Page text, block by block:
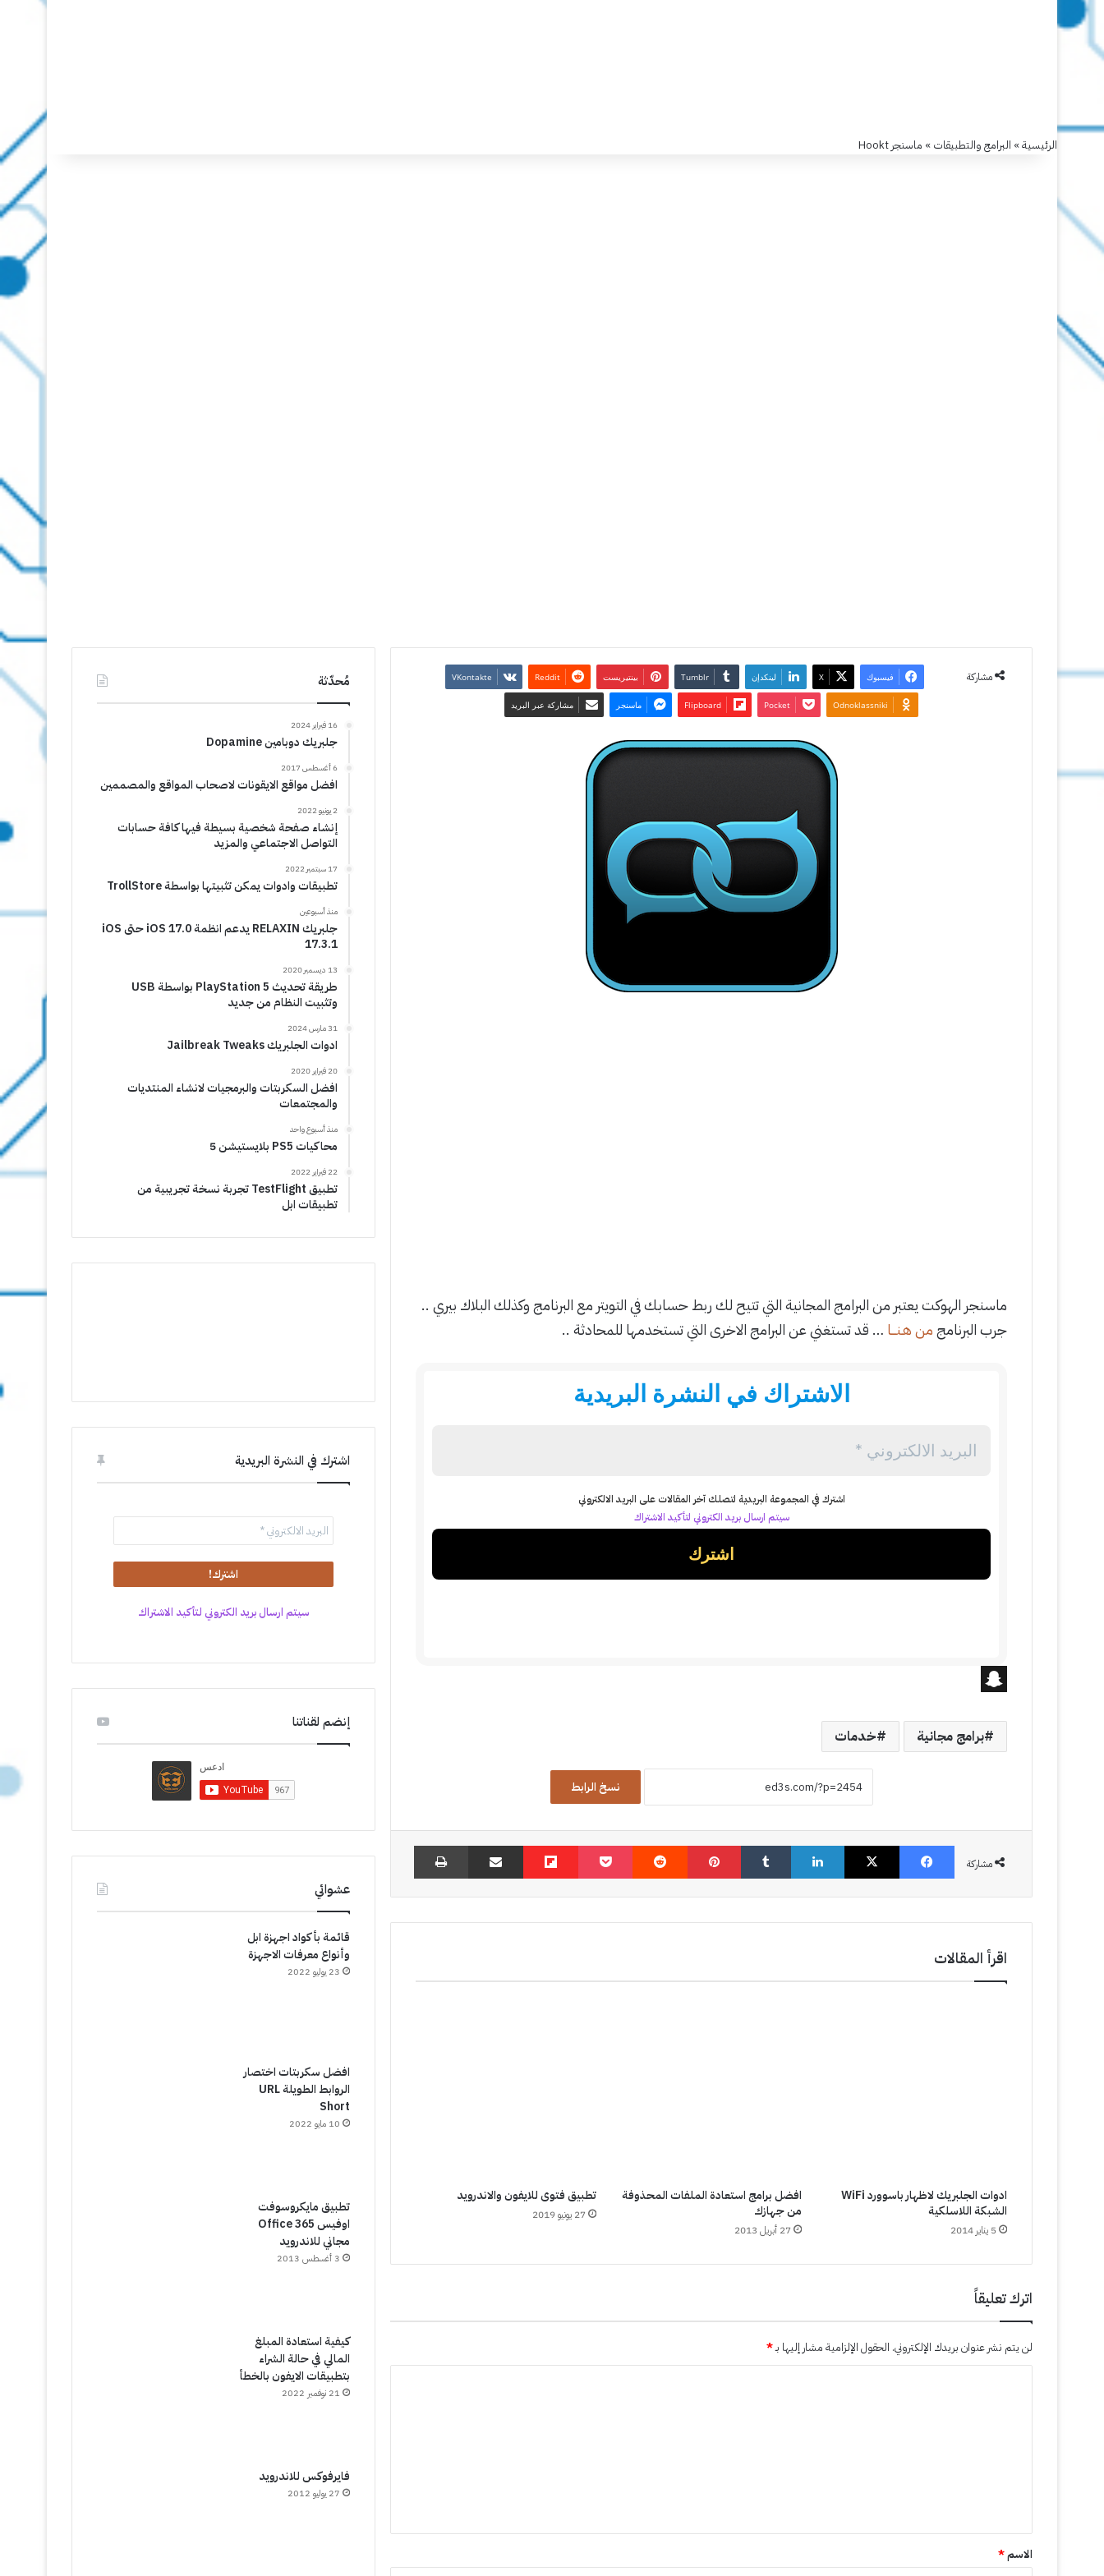
الرئيسية» البرامج والتطبيقات » ماسنجر Hookt
مشاركة فيسبوك ‫X لينكدإن ‏Tumblr بينتيريست ‏Reddit
Odnoklassniki
‫Pocket
Flipboard ماسنجر مشاركة عبر البريد
ماسنجر الهوكت يعتبر من البرامج المجانية التي تتيح لك ربط حسابك في التويتر مع البرنامج وكذلك البلاك بيري ..
جرب البرنامجمن هـنـــا … قد تستغني عن البرامج الاخرى التي تستخدمها للمحادثة ..
الاشتراك في النشرة البريدية
اشترك في المجموعة البريدية لتصلك آخر المقالات على البريد الالكتروني
سيتم ارسال بريد الكتروني لتأكيد الاشتراك
a
h
a
برامج مجانية خدمات
نسخ الرابط
مشاركة
فيسبوك ‫X لينكدإن ‏Tumblr بينتيريست ‏Reddit
‫Pocket
Flipboard مشاركة عبر البريد
اقرأ المقالات
ادوات الجلبريك لاظهار باسوورد WiFi
الشبكة اللاسلكية
5 يناير 2014
افضل برامج استعادة الملفات المحذوفة
من جهازك
27 أبريل 2013
تطبيق فتوى للايفون والاندرويد
27 يونيو 2019
اترك تعليقاً
لن يتم نشر عنوان بريدك الإلكتروني. الحقول الإلزامية مشار إليها بـ*
*
الاسم*
مُحدّثة
16 فبراير 2024
جلبريك دوبامين Dopamine
6 أغسطس 2017
افضل مواقع الايقونات لاصحاب المواقع والمصممين
2 يونيو 2022
إنشاء صفحة شخصية بسيطة فيها كافة حسابات
التواصل الاجتماعي والمزيد
17 سبتمبر 2022
تطبيقات وادوات يمكن تثبيتها بواسطة TrollStore
منذ أسبوعين
جلبريك RELAXIN يدعم انظمة iOS 17.0 حتى iOS
17.3.1
13 ديسمبر 2020
طريقة تحديث PlayStation 5 بواسطة USB
وتثبيت النظام من جديد
31 مارس 2024
ادوات الجلبريك Jailbreak Tweaks
20 فبراير 2020
افضل السكربتات والبرمجيات لانشاء المنتديات
والمجتمعات
منذ أسبوع واحد
محاكيات PS5 بلايستيشن 5
22 فبراير 2022
تطبيق TestFlight تجربة نسخة تجريبية من
تطبيقات ابل
اشترك في النشرة البريدية
سيتم ارسال بريد الكتروني لتأكيد الاشتراك
إنضم لقناتنا
عشوائي
قائمة بأكواد اجهزة ابل
وأنواع معرفات الاجهزة
23 يوليو 2022
افضل سكربتات اختصار
الروابط الطويلة URL
Short
10 مايو 2022
تطبيق مايكروسوفت
اوفيس Office 365
مجاني للاندرويد
3 أغسطس 2013
كيفية استعادة المبلغ
المالي في حالة الشراء
بتطبيقات الايفون بالخطأ
21 نوفمبر 2022
فايرفوكس للاندرويد
27 يوليو 2012